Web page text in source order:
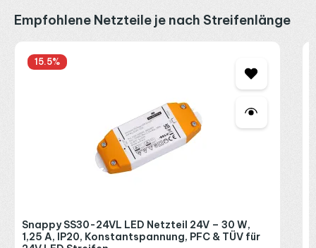
Produktgalerie überspringen
Empfohlene Netzteile je nach Streifenlänge
15.5%
Snappy SS30-24VL LED Netzteil 24V – 30 W,
1,25 A, IP20, Konstantspannung, PFC & TÜV für